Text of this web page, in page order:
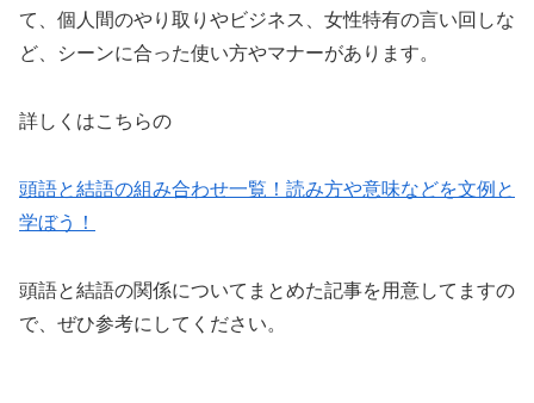
て、個人間のやり取りやビジネス、女性特有の言い回しな
ど、シーンに合った使い方やマナーがあります。
詳しくはこちらの
頭語と結語の組み合わせ一覧！読み方や意味などを文例と
学ぼう！
頭語と結語の関係についてまとめた記事を用意してますの
で、ぜひ参考にしてください。